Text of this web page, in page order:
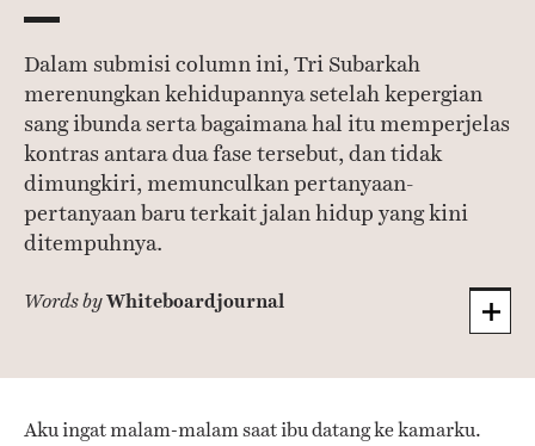
Dalam submisi column ini, Tri Subarkah
merenungkan kehidupannya setelah kepergian
sang ibunda serta bagaimana hal itu memperjelas
kontras antara dua fase tersebut, dan tidak
dimungkiri, memunculkan pertanyaan-
pertanyaan baru terkait jalan hidup yang kini
ditempuhnya.
Words byWhiteboardjournal
Aku ingat malam-malam saat ibu datang ke kamarku.